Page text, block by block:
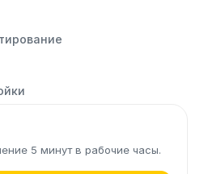
5 минут в рабочие часы.